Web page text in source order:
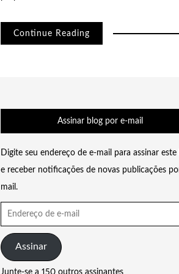
Continue Reading
Assinar blog por e-mail
Digite seu endereço de e-mail para assinar este
e receber notificações de novas publicações
mail.
Endereço
de
e-
mail
Assinar